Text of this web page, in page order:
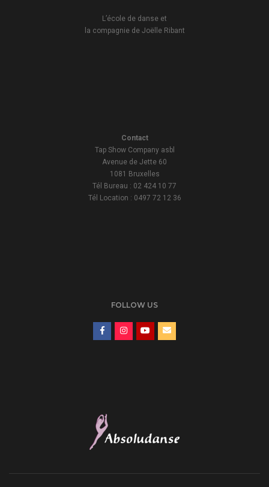
L’école de danse et
la compagnie de Joëlle Ribant
Contact
Tap Show Company asbl
Avenue de Jette 60
1081 Bruxelles
Tél Bureau : 02 424 10 77
Tél Location : 0497 72 12 36
FOLLOW US